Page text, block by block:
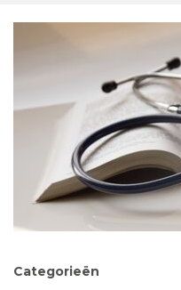
Categorieën